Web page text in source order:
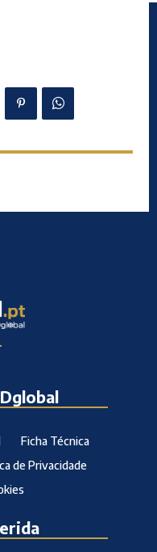
Ficha Técnica
de Privacidade